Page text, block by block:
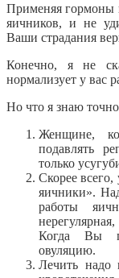
Применяя гормоны
яичников, и не
Ваши страдания
Конечно, я не
нормализует у вас
Но что я знаю
Женщине,
подавлять
только
Скорее всего,
яичники».
работы
Когда Вы
овуляцию.
Лечить надо